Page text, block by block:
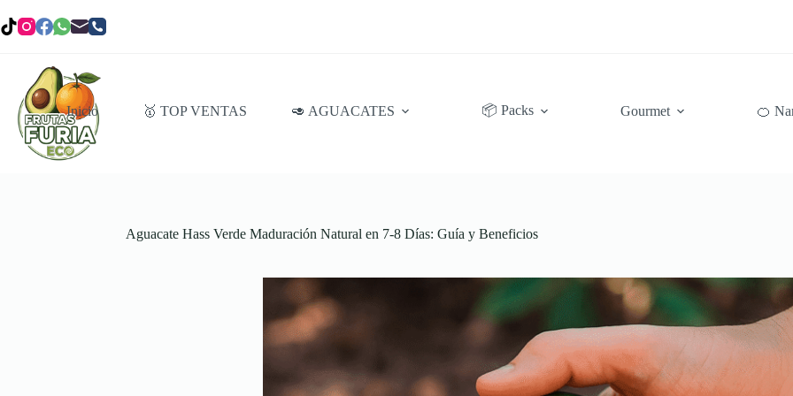
al
contenido
Inicio 🥇 TOP VENTAS 🥑 AGUACATES 📦 Packs Gourmet 🍊
Aguacate Hass Verde Maduración Natural en 7-8 Días: Guía y Beneficios